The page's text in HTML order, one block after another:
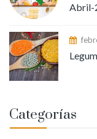
Abril-
Categorías